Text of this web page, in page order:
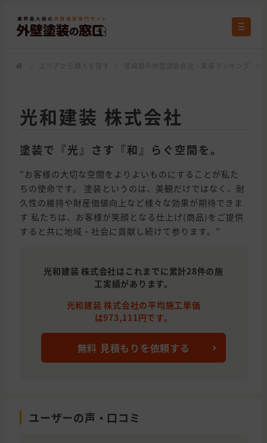
光和建装 株式会社
塗装で『光』さす『和』らぐ空間を。
"お客様の大切な空間をよりよいものにすることが私た
ちの使命です。 塗装というのは、美観だけではなく、耐
久性の維持や財産価値向上など様々な効果が期待できま
す 私たちは、お客様が笑顔となる仕上げ(商品)をご提供
すると共に地域・社会に貢献し続けて参ります。"
光和建装 株式会社はこれまでに累計28件の施
工実績があります。
光和建装 株式会社の平均施工単価
は973,111円です。
無料 見積もりを依頼する
ユーザーの声・口コミ